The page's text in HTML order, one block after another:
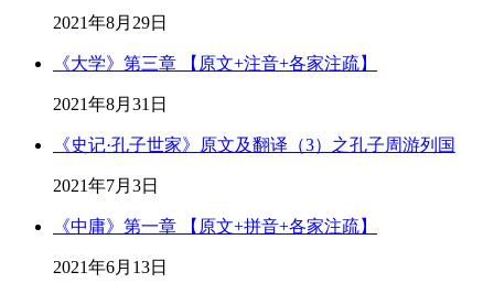
2021年8月29日
《大学》第三章 【原文+注音+各家注疏】
2021年8月31日
《史记·孔子世家》原文及翻译（3）之孔子周游列国
2021年7月3日
《中庸》第一章 【原文+拼音+各家注疏】
2021年6月13日